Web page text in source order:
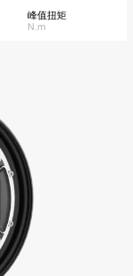
峰值扭矩
N.m